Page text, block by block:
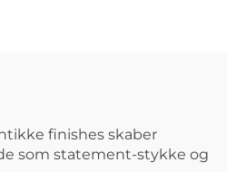
finishes skaber
som statement-stykke og